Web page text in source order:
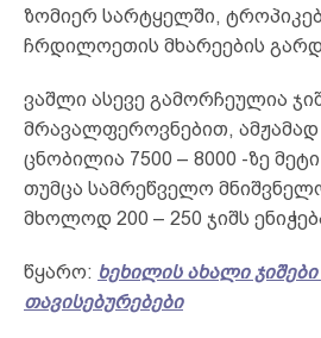
ზომიერ სარტყელში,
ჩრდილოეთის მხარეების
ვაშლი ასევე გამორჩეულია
მრავალფეროვნებით,
ცნობილია 7500 – 8000 -ზე
თუმცა სამრეწველო
მხოლოდ 200 – 250 ჯიშს
წყარო: ხეხილის ახალი
თავისებურებები